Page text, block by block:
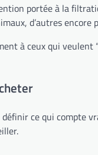
portée à la
d’autres
à ceux qui
ce qui compte